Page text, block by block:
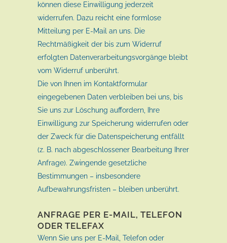
können diese Einwilligung jederzeit
widerrufen. Dazu reicht eine formlose
Mitteilung per E-Mail an uns. Die
Rechtmäßigkeit der bis zum Widerruf
erfolgten Datenverarbeitungsvorgänge bleibt
vom Widerruf unberührt.
Die von Ihnen im Kontaktformular
eingegebenen Daten verbleiben bei uns, bis
Sie uns zur Löschung auffordern, Ihre
Einwilligung zur Speicherung widerrufen oder
der Zweck für die Datenspeicherung entfällt
(z. B. nach abgeschlossener Bearbeitung Ihrer
Anfrage). Zwingende gesetzliche
Bestimmungen – insbesondere
Aufbewahrungsfristen – bleiben unberührt.
ANFRAGE PER E-MAIL, TELEFON
ODER TELEFAX
Wenn Sie uns per E-Mail, Telefon oder